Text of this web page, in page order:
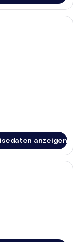
Holzmöbeln und
anzeigen
mit Bett,